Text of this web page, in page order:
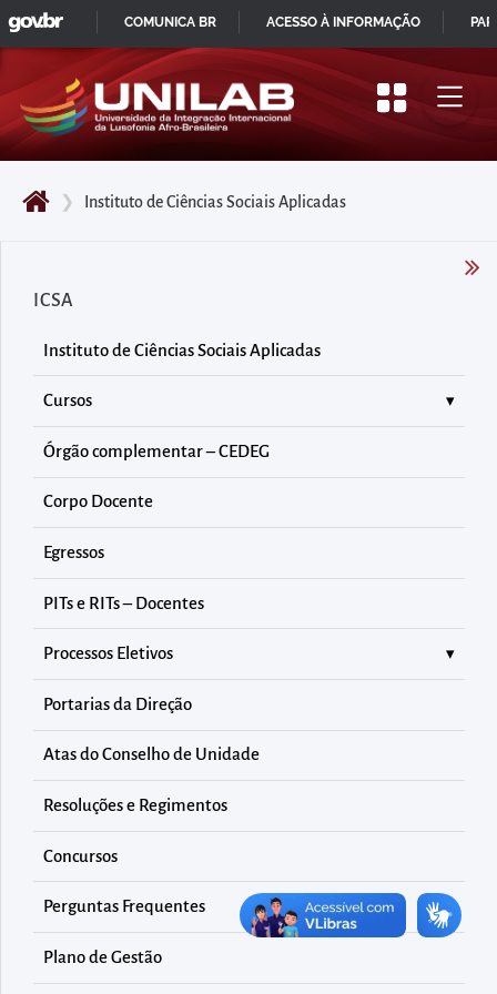
Pular
para
início
do
principal
Acessar
menu
principal
Acessar
diretamente
à
área
para
realizar
buscas
diretamente
as
informações
postas
no
rodapé
❯ Instituto de Ciências Sociais Aplicadas
ICSA
Instituto de Ciências Sociais Aplicadas
Cursos
Órgão complementar – CEDEG
Corpo Docente
Egressos
PITs e RITs – Docentes
Processos Eletivos
Portarias da Direção
Atas do Conselho de Unidade
Resoluções e Regimentos
Concursos
Perguntas Frequentes
Plano de Gestão
IR
PARA
CONTEÚDO
GOVBR
COMUNICA BR ACESSO À INFORMAÇÃO